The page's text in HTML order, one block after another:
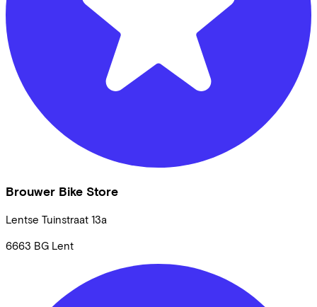
Brouwer Bike Store
Lentse Tuinstraat 13a
6663 BG Lent